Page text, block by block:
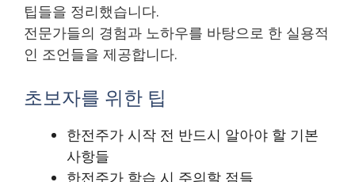
팁들을 정리했습니다.
전문가들의 경험과 노하우를 바탕으로 한 실용적
인 조언들을 제공합니다.
초보자를 위한 팁
한전주가 시작 전 반드시 알아야 할 기본
사항들
한전주가 학습 시 주의할 점들